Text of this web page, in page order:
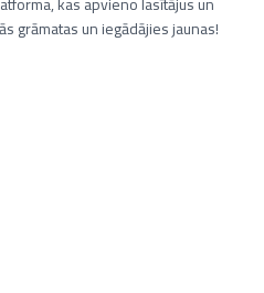
grāmatas un iegādājies jaunas!